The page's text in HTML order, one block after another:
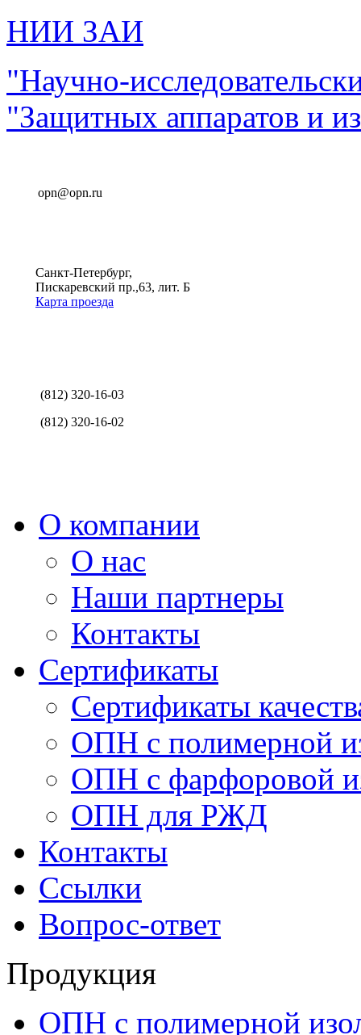
НИИ ЗАИ
"Научно-
"Защитных аппаратов и
opn@opn.ru
Санкт-Петербург,
Пискаревский пр.,63, лит. Б
Карта проезда
(812) 320-16-03
(812) 320-16-02
О компании
О нас
Наши партнеры
Контакты
Сертификаты
Сертификаты
ОПН с полимерной
ОПН с фарфоровой
ОПН для РЖД
Контакты
Ссылки
Вопрос-ответ
Продукция
ОПН с полимерной